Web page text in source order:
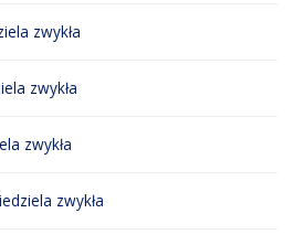
zwykła
zwykła
zwykła
zwykła